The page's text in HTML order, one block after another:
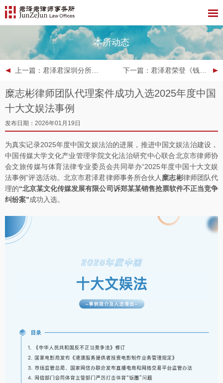
本所动态
上一篇 ：君泽君深圳分所律师代理的某上市公司证券虚假陈述案件再次成功入选广东高院典型案例 下一篇 ：君泽君荣登《钱伯斯大中华区法律指南2026》榜单
糜志彬律师团队代理案件成功入选2025年度中国
十大文娱法事例
发布日期：2026年01月19日
为真实记录2025年度中国文娱法治的进展，推进中国文娱法治建设，
中国传媒大学文化产业管理学院文化法治研究中心联合北京市律师协
会文旅传媒与体育法律专业委员会共同举办“2025年度中国十大文娱
法事例”评选活动。北京市君泽君律师事务所合伙人 糜志彬律师团队代
理的“北京某文化传媒发展有限公司诉郑某某销售抢票软件不正当竞争
纠纷案”成功入选。